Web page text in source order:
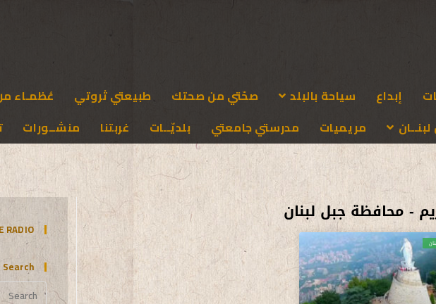
إبداع سياحة بالبلد صحّتي من صحتك طبيعتي ثروتي عُظمـاء
مريميات مدرستي جامعتي بلديّــات غربتنا منشــورات
- محافظة جبل لبنان
RADIO
Search بحـث